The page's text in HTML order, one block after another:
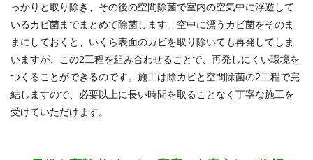
っかりと取り除き、その後の空間除菌で室内の空気中に浮遊して
いるカビ菌までまとめて除菌します。空中に漂うカビ菌をそのま
まにしておくと、いくら表面のカビを取り除いても再発してしま
いますが、この2工程を組み合わせることで、再発しにくい環境を
つくることができるのです。施工は除カビと空間除菌の2工程で完
結しますので、必要以上に長い時間を取ることなく丁寧な施工を
受けていただけます。